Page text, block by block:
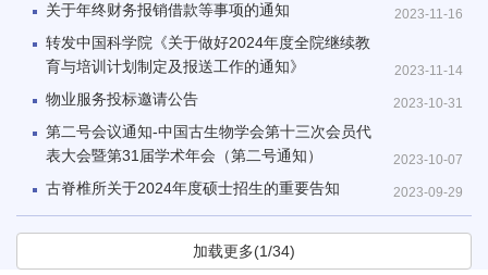
2023-11-16
关于年终财务报销借款等事项的通知
2023-11-14
转发中国科学院《关于做好2024年度全院继续教
育与培训计划制定及报送工作的通知》
2023-10-31
物业服务投标邀请公告
2023-10-07
第二号会议通知-中国古生物学会第十三次会员代
表大会暨第31届学术年会（第二号通知）
2023-09-29
古脊椎所关于2024年度硕士招生的重要告知
加载更多(1/34)